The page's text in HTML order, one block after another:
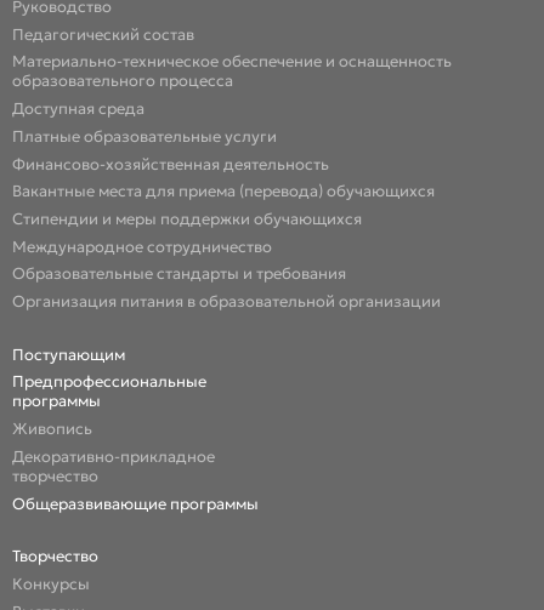
Руководство
Педагогический состав
Материально-техническое обеспечение и оснащенность
образовательного процесса
Доступная среда
Платные образовательные услуги
Финансово-хозяйственная деятельность
Вакантные места для приема (перевода) обучающихся
Стипендии и меры поддержки обучающихся
Международное сотрудничество
Образовательные стандарты и требования
Организация питания в образовательной организации
Поступающим
Предпрофессиональные
программы
Живопись
Декоративно-прикладное
творчество
Общеразвивающие программы
Творчество
Конкурсы